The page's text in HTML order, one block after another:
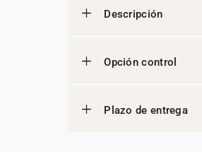
Descripción
Opción control
Plazo de entrega